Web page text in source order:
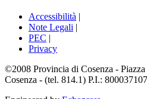
Accessibilità |
Note Legali |
PEC |
Privacy
©2008 Provincia di Cosenza -
Cosenza - (tel. 814.1) P.I.: